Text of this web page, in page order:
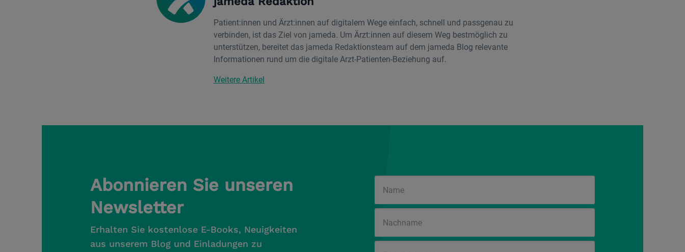
Patient:innen und Ärzt:innen auf digitalem Wege einfach, schnell und passgenau zu
verbinden, ist das Ziel von jameda. Um Ärzt:innen auf diesem Weg bestmöglich zu
unterstützen, bereitet das jameda Redaktionsteam auf dem jameda Blog relevante
Informationen rund um die digitale Arzt-Patienten-Beziehung auf.
Weitere Artikel
Abonnieren Sie unseren
Newsletter
Erhalten Sie kostenlose E-Books, Neuigkeiten
aus unserem Blog und Einladungen zu